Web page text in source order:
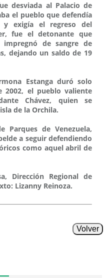
desviada al Palacio de
el pueblo que defendía
y exigía el regreso del
fue el detonante que
de sangre de
dejando un saldo de 19
Estanga duró solo
2002, el pueblo valiente
Chávez, quien se
de la Orchila.
Parques de Venezuela,
a seguir defendiendo
como aquel abril de
Dirección Regional de
Lizanny Reinoza.
Volver